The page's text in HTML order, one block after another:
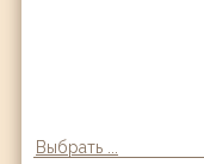
Выбрать ...